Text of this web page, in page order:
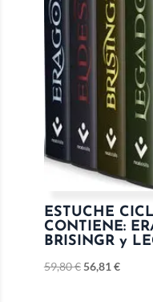
ESTUCHE
CONTIENE:
BRISINGR y
59,80€56,81 €